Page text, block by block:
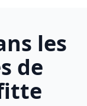
les
de